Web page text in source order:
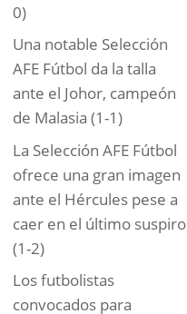
0)
Una notable Selección
AFE Fútbol da la talla
ante el Johor, campeón
de Malasia (1-1)
La Selección AFE Fútbol
ofrece una gran imagen
ante el Hércules pese a
caer en el último suspiro
(1-2)
Los futbolistas
convocados para